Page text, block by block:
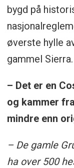
bygd på
øverste hylle
gammel Sierra.
– Det er en
og kammer
mindre enn
– De gamle
ha over 500